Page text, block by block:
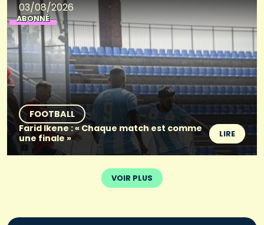
03/08/2026
ABONNÉ
FOOTBALL
Farid Ikene : « Chaque match est comme
une finale »
LIRE
VOIR PLUS